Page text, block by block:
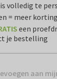
volledig te
= meer korting
een
je bestelling
aan